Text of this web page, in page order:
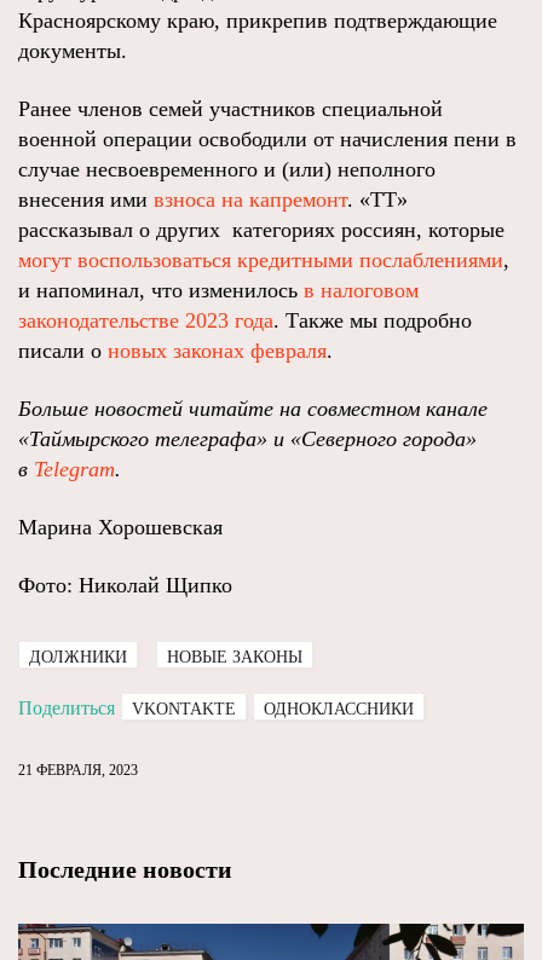
Красноярскому краю, прикрепив подтверждающие
документы.
Ранее членов семей участников специальной
военной операции освободили от начисления пени в
случае несвоевременного и (или) неполного
внесения ими взноса на капремонт. «ТТ»
рассказывал о других категориях россиян, которые
могут воспользоваться кредитными послаблениями,
и напоминал, что изменилось в налоговом
законодательстве 2023 года. Также мы подробно
писали о новых законах февраля.
Больше новостей читайте на совместном канале
«Таймырского телеграфа» и «Северного города»
в Telegram.
Марина Хорошевская
Фото: Николай Щипко
ДОЛЖНИКИ НОВЫЕ ЗАКОНЫ
Поделиться VKONTAKTE ОДНОКЛАССНИКИ
21 ФЕВРАЛЯ, 2023
Последние новости